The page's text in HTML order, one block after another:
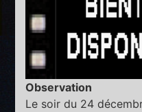
Observation
Le soir du 24